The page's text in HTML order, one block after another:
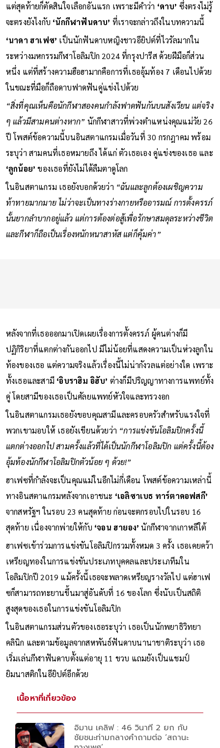
แต่สุดท้ายก็ตัดสินใจเลือกอันแรก เพราะมีคำว่า ‘ดาบ’ ซึ่งตรงไม่รู้
จะตรงยังไงกับ ‘นักกีฬาฟันดาบ’ ที่เราจะกล่าวถึงในบทความนี้
‘นาดา ฮาเฟซ’ เป็นนักฟันดาบหญิงชาวอียิปต์ที่ไวรัลมากใน
ระหว่างมหกรรมกีฬาโอลิมปิก 2024 ที่กรุงปารีส ด้วยฝีมือก็ส่วน
หนึ่ง แต่ที่สร้างความฮือฮามากคือการที่เธออุ้มท้อง 7 เดือนไปด้วย
ในขณะที่มือก็ถือดาบฟาดฟันคู่แข่งไปด้วย
“สิ่งที่คุณเห็นคือนักกีฬาสองคนกำลังฟาดฟันกันบนสังเวียน แต่จริง
ๆ แล้วมีสามคนต่างหาก” นักกีฬาสาวที่พ่วงตำแหน่งคุณแม่วัย 26
ปี โพสต์ข้อความนี้บนอินสตาแกรมเมื่อวันที่ 30 กรกฎาคม พร้อม
ระบุว่า สามคนที่เธอหมายถึง ได้แก่ ตัวเธอเอง คู่แข่งของเธอ และ
‘ลูกน้อย’ ของเธอที่ยังไม่ได้ลืมตาดูโลก
ในอินสตาแกรม เธอยังบอกด้วยว่า “ฉันและลูกต้องเผชิญความ
ท้าทายมากมาย ไม่ว่าจะเป็นทางร่างกายหรืออารมณ์ การตั้งครรภ์
นั้นยากลำบากอยู่แล้ว แต่การต้องต่อสู้เพื่อรักษาสมดุลระหว่างชีวิต
และกีฬาก็ถือเป็นเรื่องหนักหนาสาหัส แต่ก็คุ้มค่า”
หลังจากที่เธอออกมาเปิดเผยเรื่องการตั้งครรภ์ ผู้คนต่างก็มี
ปฏิกิริยาที่แตกต่างกันออกไป มีไม่น้อยที่แสดงความเป็นห่วงลูกใน
ท้องของเธอ แต่ความจริงแล้วเรื่องนี้ไม่น่ากังวลแต่อย่างใด เพราะ
ทั้งเธอและสามี ‘อิบราฮิม อิฮับ’ ต่างก็มีปริญญาทางการแพทย์ทั้ง
คู่ โดยสามีของเธอเป็นศัลยแพทย์หัวใจและทรวงอก
ในอินสตาแกรมเธอยังขอบคุณสามีและครอบครัวสำหรับแรงใจที่
พวกเขามอบให้ เธอยังเขียนด้วยว่า “การแข่งขันโอลิมปิกครั้งนี้
แตกต่างออกไป สามครั้งแล้วที่ได้เป็นนักกีฬาโอลิมปิก แต่ครั้งนี้ต้อง
อุ้มท้องนักกีฬาโอลิมปิกตัวน้อย ๆ ด้วย!”
ฮาเฟซที่กำลังจะเป็นคุณแม่ในอีกไม่กี่เดือน โพสต์ข้อความเหล่านี้
ทางอินสตาแกรมหลังจากเอาชนะ ‘เอลิซาเบธ ทาร์ตาคอฟสกี’
จากสหรัฐฯ ในรอบ 23 คนสุดท้าย ก่อนจะตกรอบไปในรอบ 16
สุดท้าย เนื่องจากพ่ายให้กับ ‘จอน ฮายอง’นักกีฬาจากเกาหลีใต้
ฮาเฟซเข้าร่วมการแข่งขันโอลิมปิกรวมทั้งหมด 3 ครั้ง เธอเคยคว้า
เหรียญทองในการแข่งขันประเภทบุคคลและประเภทีมใน
โอลิมปิกปี 2019 แม้ครั้งนี้เธอจะพลาดเหรียญรางวัลไป แต่ฮาเฟ
ซก็สามารถทะยานขึ้นมาสู่อันดับที่ 16 ของโลก ซึ่งนับเป็นสถิติ
สูงสุดของเธอในการแข่งขันโอลิมปิก
ในอินสตาแกรมส่วนตัวของเธอระบุว่า เธอเป็นนักพยาธิวิทยา
คลินิก และตามข้อมูลจากสหพันธ์ฟันดาบนานาชาติระบุว่า เธอ
เริ่มเล่นกีฬาฟันดาบตั้งแต่อายุ 11 ขวบ แถมยังเป็นแชมป์
ยิมนาสติกในอียิปต์อีกด้วย
เนื้อหาที่เกี่ยวข้อง
อิมาน เคลิฟ : 46 วินาที 2 ยก กับ
ชัยชนะท่ามกลางคำถามต่อ ‘สถานะ